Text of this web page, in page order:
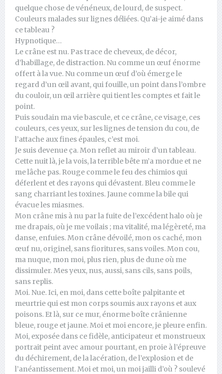
quelque chose de vénéneux, de lourd, de suspect.
Couleurs malades sur lignes déliées. Qu’ai-je aimé dans
ce tableau ?
Hypnotique…
Le crâne est nu. Pas trace de cheveux, de décor,
d’habillage, de distraction. Nu comme un œuf énorme
offert à la vue. Nu comme un œuf d’où émerge le
regard d’un œil avant, qui fouille, un point dans l’ombre
du couloir, un œil arrière qui tient les comptes et fait le
point.
Puis soudain ma vie bascule, et ce crâne, ce visage, ces
couleurs, ces yeux, sur les lignes de tension du cou, de
l’attache aux fines épaules, c’est moi.
Je suis devenue ça. Mon reflet au miroir d’un tableau.
Cette nuit là, je la vois, la terrible bête m’a mordue et ne
me lâche pas. Rouge comme le feu des chimios qui
déferlent et des rayons qui dévastent. Bleu comme le
sang charriant les toxines. Jaune comme la bile qui
évacue les miasmes.
Mon crâne mis à nu par la fuite de l’excédent halo où je
me drapais, où je me voilais ; ma vitalité, ma légèreté, ma
danse, enfuies. Mon crâne dévoilé, mon os caché, mon
œuf nu, originel, sans fioritures, sans voiles. Mon cou,
ma nuque, mon moi, plus rien, plus de dune où me
dissimuler. Mes yeux, nus, aussi, sans cils, sans poils,
sans replis.
Moi. Nue. Ici, en moi, dans cette boîte palpitante et
meurtrie qui est mon corps soumis aux rayons et aux
poisons. Et là, sur ce mur, énorme boîte crânienne
bleue, rouge et jaune. Moi et moi encore, je pleure enfin.
Moi, exposée dans ce fidèle, anticipateur et monstrueux
portrait peint avec amour pourtant, en proie à l’épreuve
du déchirement, de la lacération, de l’explosion et de
l’anéantissement. Moi et moi, un moi jailli d’où ? soulevé